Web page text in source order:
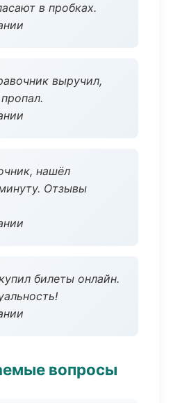
в пробках.
выручил,
нашёл
Отзывы
билеты онлайн.
вопросы